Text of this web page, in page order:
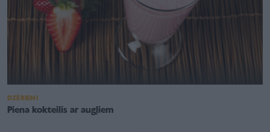
DZĒRIENI
Piena kokteilis ar augļiem